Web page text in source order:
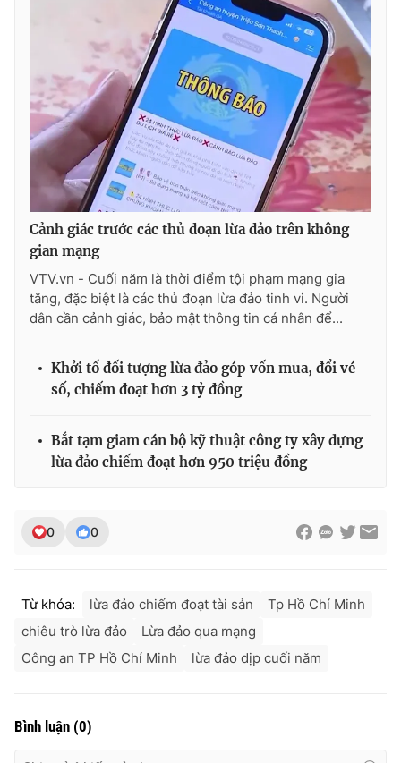
Cảnh giác trước các thủ đoạn lừa đảo trên không
gian mạng
VTV.vn - Cuối năm là thời điểm tội phạm mạng gia
tăng, đặc biệt là các thủ đoạn lừa đảo tinh vi. Người
dân cần cảnh giác, bảo mật thông tin cá nhân để...
Khởi tố đối tượng lừa đảo góp vốn mua, đổi vé
số, chiếm đoạt hơn 3 tỷ đồng
Bắt tạm giam cán bộ kỹ thuật công ty xây dựng
lừa đảo chiếm đoạt hơn 950 triệu đồng
0 0
Từ khóa: lừa đảo chiếm đoạt tài sản
Tp Hồ Chí Minh
chiêu trò lừa đảo
Lừa đảo qua mạng
Công an TP Hồ Chí Minh
lừa đảo dịp cuối năm
Bình luận (0)